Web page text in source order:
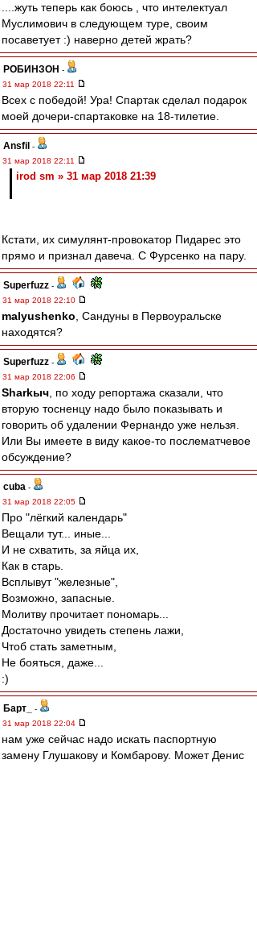
....жуть теперь как боюсь , что интелектуал
Муслимович в следующем туре, своим
посаветует :) наверно детей жрать?
РОБИНЗОН -
31 мар 2018 22:11
Всех с победой! Ура! Спартак сделал подарок
моей дочери-спартаковке на 18-тилетие.
Ansfil -
31 мар 2018 22:11
irod sm » 31 мар 2018 21:39
Кстати, их симулянт-провокатор Пидарес это
прямо и признал давеча. С Фурсенко на пару.
Superfuzz -
31 мар 2018 22:10
malyushenko , Сандуны в Первоуральске
находятся?
Superfuzz -
31 мар 2018 22:06
Sharkыч , по ходу репортажа сказали, что
вторую тосненцу надо было показывать и
говорить об удалении Фернандо уже нельзя.
Или Вы имеете в виду какое-то послематчевое
обсуждение?
cuba -
31 мар 2018 22:05
Про "лёгкий календарь"
Вещали тут... иные...
И не схватить, за яйца их,
Как в старь.
Всплывут "железные",
Возможно, запасные.
Молитву прочитает пономарь...
Достаточно увидеть степень лажи,
Чтоб стать заметным,
Не бояться, даже...
:)
Барт_
-
31 мар 2018 22:04
нам уже сейчас надо искать паспортную
замену Глушакову и Комбарову. Может Денис